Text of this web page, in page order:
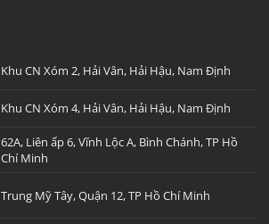
Khu CN Xóm 2, Hải Vân, Hải Hậu, Nam Định
Khu CN Xóm 4, Hải Vân, Hải Hậu, Nam Định
62A, Liên ấp 6, Vĩnh Lộc A, Bình Chánh, TP Hồ
Chí Minh
Trung Mỹ Tây, Quận 12, TP Hồ Chí Minh